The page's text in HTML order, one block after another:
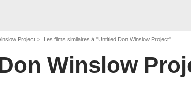
Project Les films similaires à "Untitled Don Winslow Project"
Winslow